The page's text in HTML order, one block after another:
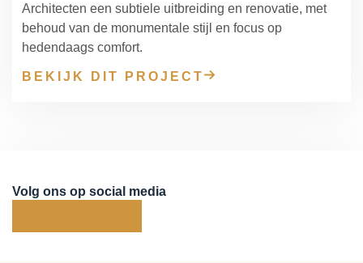
Architecten een subtiele uitbreiding en renovatie, met
behoud van de monumentale stijl en focus op
hedendaags comfort.
BEKIJK DIT PROJECT
Volg ons op social media